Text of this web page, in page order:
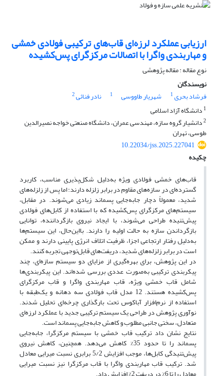
ارزیابی عملکرد لرزه‌ای قاب‌های ترکیبی فولادی خمشی
و مهاربندی واگرا با اتصالات مرکزگرای پس‌کشیده
نوع مقاله : مقاله پژوهشی
نویسندگان
فرشاد بحری1 شهریار طاووسی 1 نادر فنائی2
1 دانشگاه آزاد اسلامی
2دانشیار گروه سازه، مهندسی عمران، دانشگاه صنعتی خواجه نصیرالدین
طوسی، تهران
10.22034/jss.2025.227041
چکیده
قاب‌های خمشی فولادی ویژه به‌دلیل شکل‌پذیری مناسب، کاربرد
گسترده‌ای در سازه‌های مقاوم در برابر زلزله دارند؛ اما پس از زلزله‌های
شدید، معمولاً دچار جابه‌جایی پسماند زیادی می‌شوند. در مقابل،
سیستم‌های مرکزگرای پس‌کشیده که با استفاده از کابل‌های فولادی
پیش‌تنیده طراحی می‌شوند، با ایجاد نیروی بازگرداننده، توانایی
بازگرداندن سازه به حالت اولیه را دارند. بااین‌حال، این سیستم‌ها
به‌دلیل رفتار ارتجاعی اجزا، ظرفیت اتلاف انرژی پایینی دارند و ممکن
است در برابر زلزله‌های شدید، دریفت‌های قابل‌توجهی تجربه کنند.
در این پژوهش، برای بهره‌گیری از مزایای دو سیستم سازه‌ای، چند
پیکربندی ترکیبی به‌صورت عددی بررسی شده‌اند. این پیکربندی‌ها
شامل قاب خمشی ویژه، قاب مهاربندی واگرا و قاب مرکزگرای
پس‌کشیده هستند. 12 مدل قاب فولادی سه‌ دهانه و یک‌طبقه با
استفاده از نرم‌افزار آباکوس تحت بارگذاری چرخه‌ای تحلیل شدند.
نوآوری پژوهش در طراحی یک سیستم ترکیبی جدید با عملکرد لرزه‌ای
متعادل، سختی جانبی مطلوب و کاهش جابه‌جایی پسماند است.
نتایج نشان داد ترکیب قاب خمشی با سیستم مرکزگرا، جابه‌جایی
پسماند را تا حدود 35% کاهش می‌دهد. همچنین، کاهش نیروی
پیش‌تنیدگی کابل‌ها، موجب افزایش 5/2 برابری نسبت میرایی معادل
شد. ترکیب قاب مهاربندی واگرا با قاب مرکزگرا نیز نسبت میرایی